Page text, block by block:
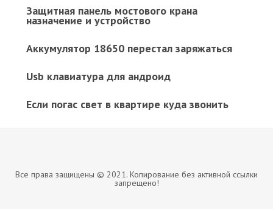
Защитная панель мостового крана
назначение и устройство
Аккумулятор 18650 перестал заряжаться
Usb клавиатура для андроид
Если погас свет в квартире куда звонить
Все права защищены © 2021. Копирование без активной ссылки
запрещено!